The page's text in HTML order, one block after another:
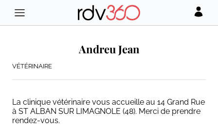
Andreu Jean
VÉTÉRINAIRE
La clinique vétérinaire vous accueille au 14 Grand Rue
à ST ALBAN SUR LIMAGNOLE (48). Merci de prendre
rendez-vous.